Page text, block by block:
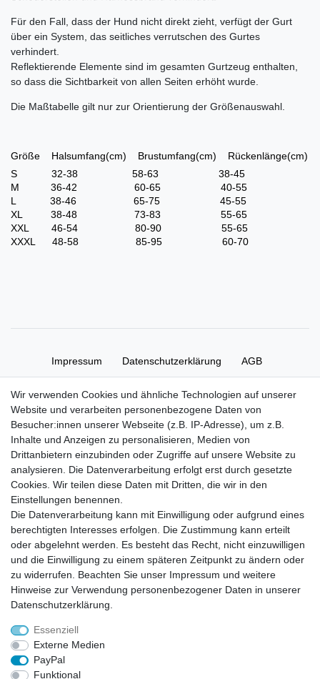
Für den Fall, dass der Hund nicht direkt zieht, verfügt der Gurt
über ein System, das seitliches verrutschen des Gurtes
verhindert.
Reflektierende Elemente sind im gesamten Gurtzeug enthalten,
so dass die Sichtbarkeit von allen Seiten erhöht wurde.
Die Maßtabelle gilt nur zur Orientierung der Größenauswahl.
Größe Halsumfang(cm) Brustumfang(cm) Rückenlänge(cm)
S 32-38 58-63 38-45
M 36-42 60-65 40-55
L 38-46 65-75 45-55
XL 38-48 73-83 55-65
XXL 46-54 80-90 55-65
XXXL 48-58 85-95 60-70
Impressum Daten­schutz­erklärung AGB
Widerrufs­recht Vertrag widerrufen Kontakt
Zahlung und Versand
Zahlung
Versand
Batterieverordnung
Im Zusammenhang mit dem Vertrieb von Batterien oder mit der Lieferung von
Geräten, die Batterien enthalten, sind wir verpflichtet, Sie auf folgendes
hinzuweisen:
Sie sind zur Rückgabe gebrauchter Batterien als Endnutzer gesetzlich
verpflichtet. Sie können Altbatterien, die wir als Neubatterien im Sortiment
(Versandadresse) zurückgeben. Die auf den Batterien abgebildeten Symbole
Das Symbol der durchgekreuzten Mülltonne bedeutet, dass die Batterie nicht
in den Hausmüll gegeben werden darf.
Pb = Batterie enthält mehr als 0,004 Masseprozent Blei
Cd = Batterie enthält mehr als 0,002 Masseprozent Cadmium
Wir verwenden Cookies und ähnliche Technologien auf unserer
Website und verarbeiten personenbezogene Daten von
Besucher:innen unserer Webseite (z.B. IP-Adresse), um z.B.
Inhalte und Anzeigen zu personalisieren, Medien von
Drittanbietern einzubinden oder Zugriffe auf unsere Website zu
analysieren. Die Datenverarbeitung erfolgt erst durch gesetzte
Cookies. Wir teilen diese Daten mit Dritten, die wir in den
Einstellungen benennen.
Die Datenverarbeitung kann mit Einwilligung oder aufgrund eines
berechtigten Interesses erfolgen. Die Zustimmung kann erteilt
oder abgelehnt werden. Es besteht das Recht, nicht einzuwilligen
und die Einwilligung zu einem späteren Zeitpunkt zu ändern oder
zu widerrufen. Beachten Sie unser Impressum und weitere
Hinweise zur Verwendung personenbezogener Daten in unserer
Daten­schutz­erklärung
Essenziell
Externe Medien
PayPal
Funktional